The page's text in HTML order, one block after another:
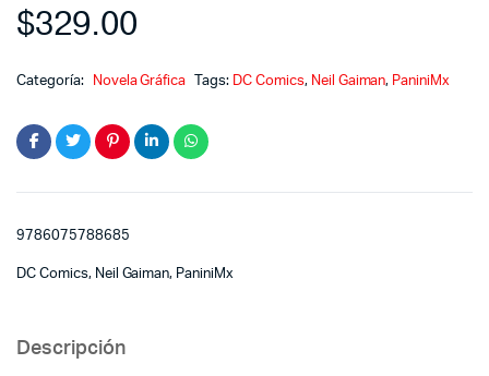
$329.00
Categoría: Novela Gráfica Tags: DC Comics, Neil Gaiman, PaniniMx
9786075788685
DC Comics, Neil Gaiman, PaniniMx
Descripción